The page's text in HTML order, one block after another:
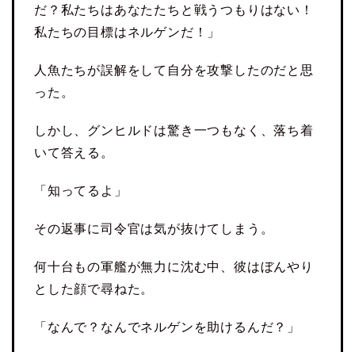
だ？私たちはあなたたちと戦うつもりはない！
私たちの目標はネルゲンだ！」
人魚たちが誤解をして自分を攻撃したのだと思
った。
しかし、グンヒルドは驚き一つもなく、落ち着
いて答える。
「知ってるよ」
その返事に司令官は気が抜けてしまう。
何十台もの軍艦が無力に沈む中、彼はぼんやり
とした顔で尋ねた。
「なんで？なんでネルゲンを助けるんだ？」